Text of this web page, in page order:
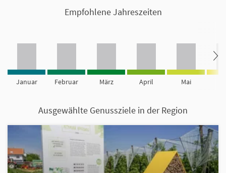
Empfohlene Jahreszeiten
Januar Februar März April Mai
Ausgewählte Genussziele in der Region